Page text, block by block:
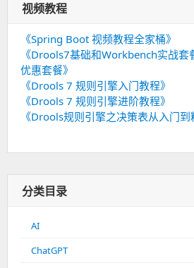
视频教程
《Spring Boot 视频教程全家桶》
《Drools7基础和Workbench实战套
优惠套餐》
《Drools 7 规则引擎入门教程》
《Drools 7 规则引擎进阶教程》
《Drools规则引擎之决策表从入门到
分类目录
AI
ChatGPT